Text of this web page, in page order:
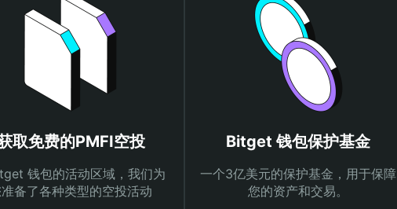
取免费的PMFI空投
钱包的活动区域，我们为
备了各种类型的空投活动
Bitget 钱包保护基金
一个3亿美元的保护基金，用于保障
您的资产和交易。